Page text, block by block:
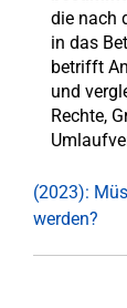
die nach
in das
betrifft
und
Rechte,
(2023):
werden?